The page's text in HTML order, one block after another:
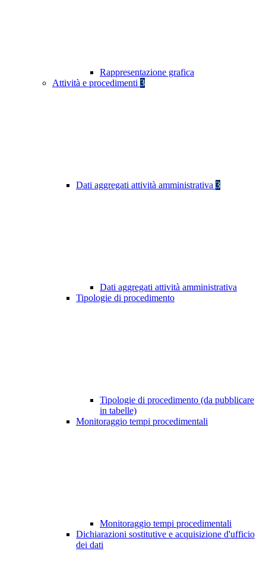
Rappresentazione grafica
Attività e procedimenti 3
Dati aggregati attività amministrativa 3
Dati aggregati attività amministrativa
Tipologie di procedimento
Tipologie di procedimento (da pubblicare
in tabelle)
Monitoraggio tempi procedimentali
Monitoraggio tempi procedimentali
Dichiarazioni sostitutive e acquisizione d'ufficio
dei dati